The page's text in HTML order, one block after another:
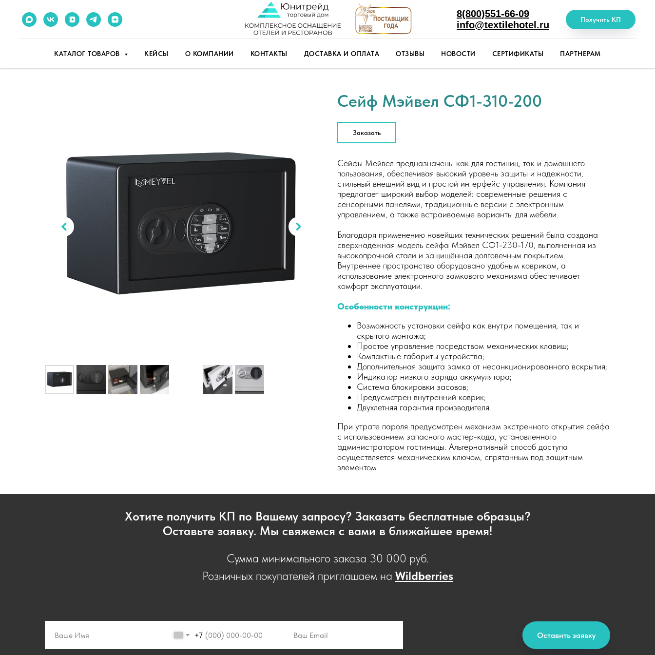
8(800)551-66-09
info@textilehotel.ru
Получить КП
КАТАЛОГ ТОВАРОВ КЕЙСЫ О КОМПАНИИ КОНТАКТЫ ДОСТАВКА И ОПЛАТА ОТЗЫВЫ НОВОСТИ СЕРТИФИКАТЫ ПАРТНЕРАМ
Сейф Мэйвел СФ1-310-200
Заказать
Сейфы Мейвел предназначены как для гостиниц, так и домашнего
пользования, обеспечивая высокий уровень защиты и надежности,
стильный внешний вид и простой интерфейс управления. Компания
предлагает широкий выбор моделей: современные решения с
сенсорными панелями, традиционные версии с электронным
управлением, а также встраиваемые варианты для мебели.
Благодаря применению новейших технических решений была создана
сверхнадёжная модель сейфа Мэйвел СФ1-230-170, выполненная из
высокопрочной стали и защищённая долговечным покрытием.
Внутреннее пространство оборудовано удобным ковриком, а
использование электронного замкового механизма обеспечивает
комфорт эксплуатации.
Особенности конструкции:
Возможность установки сейфа как внутри помещения, так и
скрытого монтажа;
Простое управление посредством механических клавиш;
Компактные габариты устройства;
Дополнительная защита замка от несанкционированного вскрытия;
Индикатор низкого заряда аккумулятора;
Система блокировки засовов;
Предусмотрен внутренний коврик;
Двухлетняя гарантия производителя.
При утрате пароля предусмотрен механизм экстренного открытия сейфа
с использованием запасного мастер-кода, установленного
администратором гостиницы. Альтернативный способ доступа
осуществляется механическим ключом, спрятанным под защитным
элементом.
Хотите получить КП по Вашему запросу? Заказать бесплатные образцы?
Оставьте заявку. Мы свяжемся с вами в ближайшее время!
Сумма минимального заказа 30 000 руб.
Розничных покупателей приглашаем на Wildberries
+7 Оставить заявку